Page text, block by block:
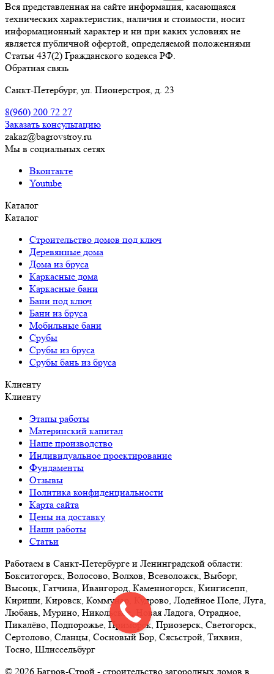
Вся представленная на сайте информация, касающаяся
технических характеристик, наличия и стоимости, носит
информационный характер и ни при каких условиях не
является публичной офертой, определяемой положениями
Статьи 437(2) Гражданского кодекса РФ.
Обратная связь
Санкт-Петербург, ул. Пионерстроя, д. 23
8(960) 200 72 27
Заказать консультацию
zakaz@bagrovstroy.ru
Мы в социальных сетях
Вконтакте
Youtube
Каталог
Каталог
Строительство домов под ключ
Деревянные дома
Дома из бруса
Каркасные дома
Каркасные бани
Бани под ключ
Бани из бруса
Мобильные бани
Срубы
Срубы из бруса
Срубы бань из бруса
Клиенту
Клиенту
Этапы работы
Материнский капитал
Наше производство
Индивидуальное проектирование
Фундаменты
Отзывы
Политика конфиденциальности
Карта сайта
Цены на доставку
Наши работы
Статьи
Работаем в Санкт-Петербурге и Ленинградской области:
Бокситогорск, Волосово, Волхов, Всеволожск, Выборг,
Высоцк, Гатчина, Ивангород, Каменногорск, Кингисепп,
Кириши, Кировск, Коммунар, Кудрово, Лодейное Поле, Луга,
Любань, Мурино, Никольское, Новая Ладога, Отрадное,
Пикалёво, Подпорожье, Приморск, Приозерск, Светогорск,
Сертолово, Сланцы, Сосновый Бор, Сясьстрой, Тихвин,
Тосно, Шлиссельбург
© 2026 Багров-Строй - строительство загородных домов в